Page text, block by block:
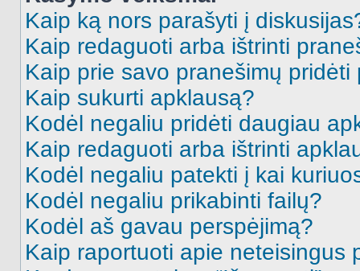
Kaip ką nors parašyti į
Kaip redaguoti arba ištrinti
Kaip prie savo pranešimų pridėti
Kaip sukurti apklausą?
Kodėl negaliu pridėti daugiau
Kaip redaguoti arba ištrinti
Kodėl negaliu patekti į kai
Kodėl negaliu prikabinti failų?
Kodėl aš gavau perspėjimą?
Kaip raportuoti apie neteisingus